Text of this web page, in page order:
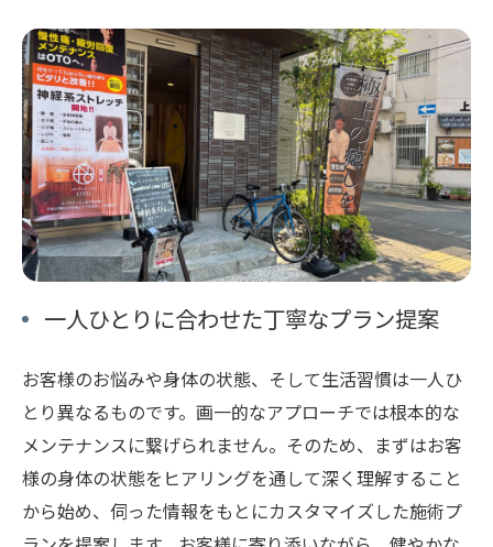
一人ひとりに合わせた丁寧なプラン提案
お客様のお悩みや身体の状態、そして生活習慣は一人ひ
とり異なるものです。画一的なアプローチでは根本的な
メンテナンスに繋げられません。そのため、まずはお客
様の身体の状態をヒアリングを通して深く理解すること
から始め、伺った情報をもとにカスタマイズした施術プ